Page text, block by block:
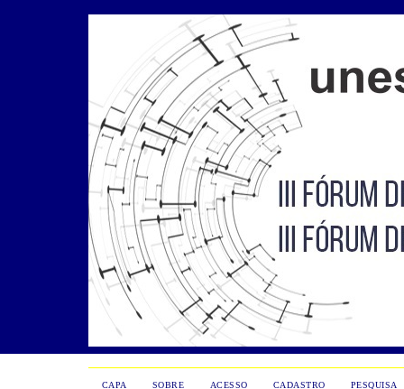
CAPA SOBRE ACESSO CADASTRO
PESQUISA